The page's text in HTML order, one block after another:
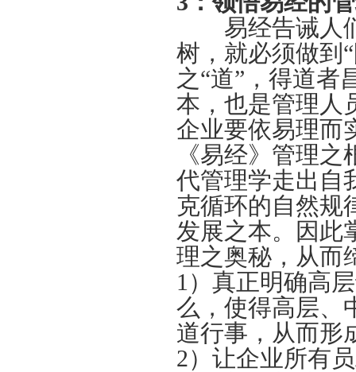
易经告诫人们
树，就必须做到
之“道”，得道者
本，也是管理人
企业要依易理而
《易经》管理
代管理学走出自
克循环的自然规
发展之本。因此
理之奥秘，从而
1）真正明确高
么，使得高层、
道行事，从而形
2）让企业所有